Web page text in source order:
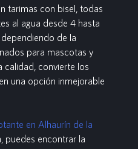
tarimas con bisel, todas
al agua desde 4 hasta
de la
para mascotas y
calidad, convierte los
una opción inmejorable
en Alhaurín de la
puedes encontrar la